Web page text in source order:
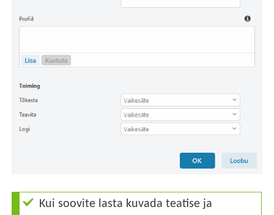
Kui soovite lasta kuvada teatise ja